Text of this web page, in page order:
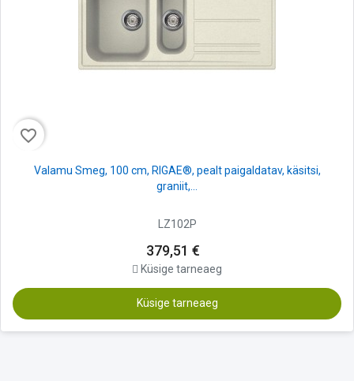
favorite_border
Valamu Smeg, 100 cm, RIGAE®, pealt paigaldatav, käsitsi,
graniit,...
LZ102P
379,51 €
Küsige tarneaeg
Küsige tarneaeg